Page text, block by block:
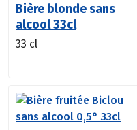
Bière blonde sans
alcool 33cl
33 cl